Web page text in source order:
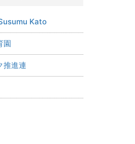
Kato
園
推進連